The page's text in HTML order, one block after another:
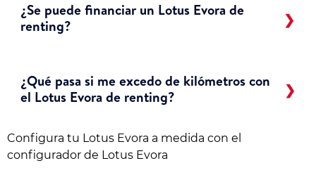
¿Se puede financiar un Lotus Evora de
renting?
¿Qué pasa si me excedo de kilómetros con
el Lotus Evora de renting?
Configura tu Lotus Evora a medida con el
configurador de Lotus Evora